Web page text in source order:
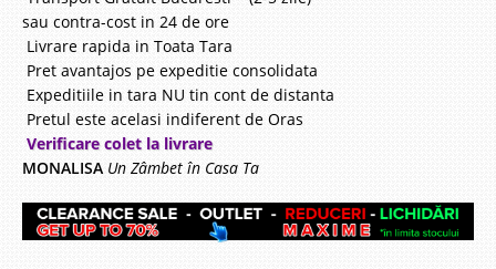
sau contra-cost in 24 de ore
Livrare rapida in Toata Tara
Pret avantajos pe expeditie consolidata
Expeditiile in tara NU tin cont de distanta
Pretul este acelasi indiferent de Oras
Verificare colet la livrare
MONALISA Un Zâmbet în Casa Ta